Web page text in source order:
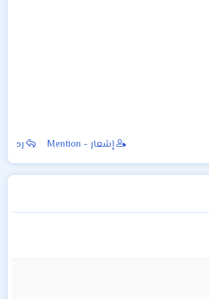
إشعار - Mention رد